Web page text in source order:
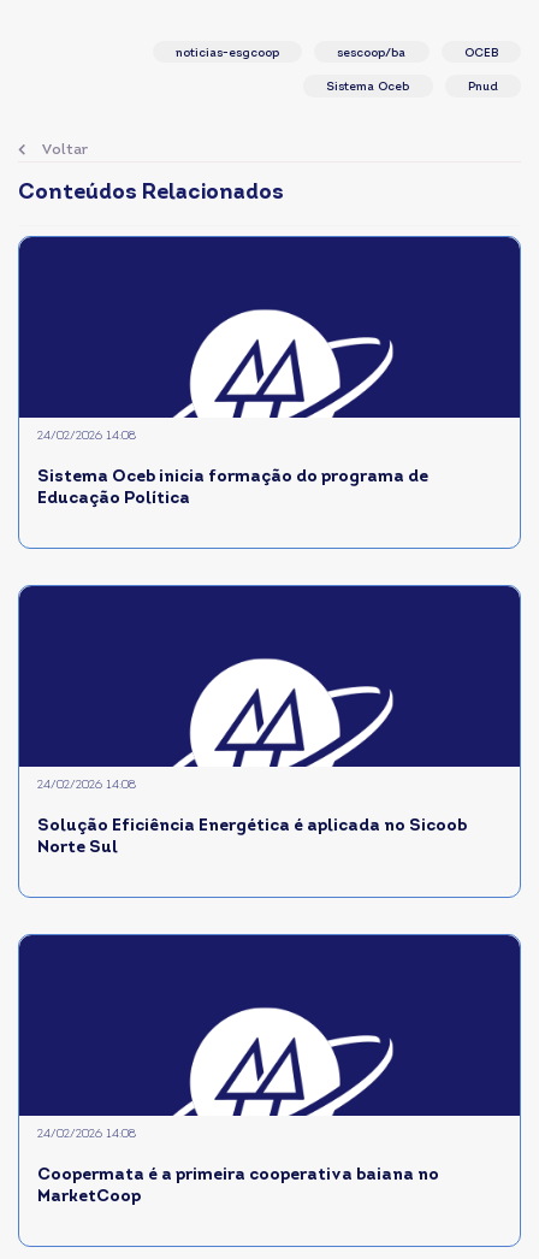
Voltar
noticias-esgcoop sescoop/ba OCEB
Sistema Oceb Pnud
Conteúdos Relacionados
Sistema Oceb inicia formação do programa de
Educação Política
24/02/2026 14:08
Solução Eficiência Energética é aplicada no Sicoob
Norte Sul
24/02/2026 14:08
Coopermata é a primeira cooperativa baiana no
MarketCoop
24/02/2026 14:08